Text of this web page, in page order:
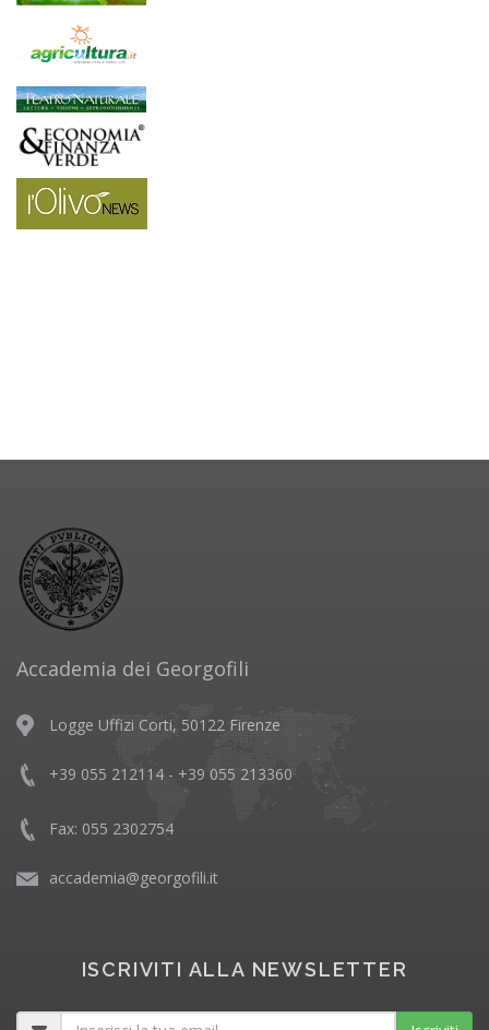
Accademia dei Georgofili
Logge Uffizi Corti, 50122 Firenze
+39 055 212114 - +39 055 213360
Fax: 055 2302754
accademia@georgofili.it
ISCRIVITI ALLA NEWSLETTER